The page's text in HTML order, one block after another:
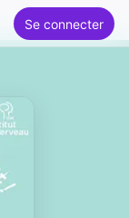
Se connecter